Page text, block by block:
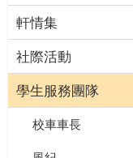
軒情集
社際活動
學生服務團隊
校車車長